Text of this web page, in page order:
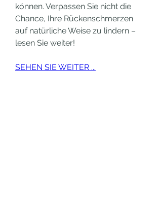
können. Verpassen Sie nicht die
Chance, Ihre Rückenschmerzen
auf natürliche Weise zu lindern –
lesen Sie weiter!
SEHEN SIE WEITER ...